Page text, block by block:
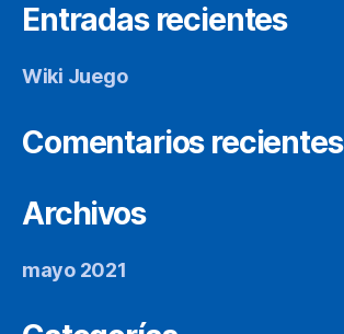
Entradas recientes
Wiki Juego
Comentarios recientes
Archivos
mayo 2021